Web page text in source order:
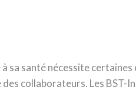
santé nécessite certaines
collaborateurs. Les